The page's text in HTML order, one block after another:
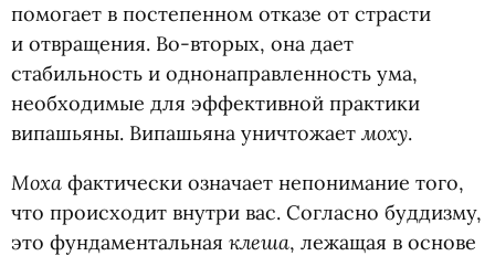
помогает в постепенном отказе от страсти
и отвращения. Во-вторых, она дает
стабильность и однонаправленность ума,
необходимые для эффективной практики
випашьяны. Випашьяна уничтожает моху.
Моха фактически означает непонимание того,
что происходит внутри вас. Согласно буддизму,
это фундаментальная клеша, лежащая в основе